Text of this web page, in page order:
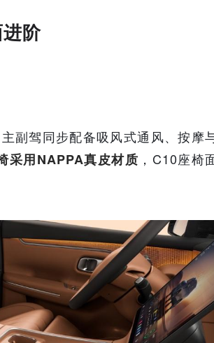
阶
主副驾同步配备吸风式通风、按摩
采用NAPPA真皮材质 ，C10座椅